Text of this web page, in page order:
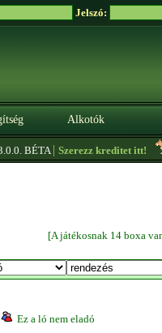
Jelszó:
Alkotók
BÉTA|Szerezz kreditet itt!
[A játékosnak 14 boxa
Ez a ló nem eladó